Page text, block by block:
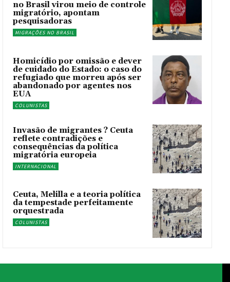
no Brasil virou meio de controle
migratório, apontam
pesquisadoras
MIGRAÇÕES NO BRASIL
Homicídio por omissão e dever
de cuidado do Estado: o caso do
refugiado que morreu após ser
abandonado por agentes nos
EUA
COLUNISTAS
Invasão de migrantes ? Ceuta
reflete contradições e
consequências da política
migratória europeia
INTERNACIONAL
Ceuta, Melilla e a teoria política
da tempestade perfeitamente
orquestrada
COLUNISTAS